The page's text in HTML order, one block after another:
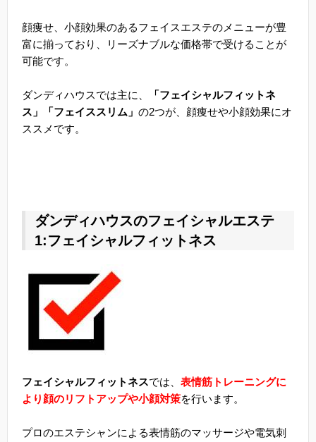
顔痩せ、小顔効果のあるフェイスエステのメニューが豊
富に揃っており、リーズナブルな価格帯で受けることが
可能です。
ダンディハウスでは主に、
「フェイシャルフィットネ
ス」「フェイススリム」 の2つが、顔痩せや小顔効果にオ
ススメです。
ダンディハウスのフェイシャルエステ
1:フェイシャルフィットネス
フェイシャルフィットネスでは、 表情筋トレーニングに
より顔のリフトアップや小顔対策を行います。
プロのエステシャンによる表情筋のマッサージや電気刺